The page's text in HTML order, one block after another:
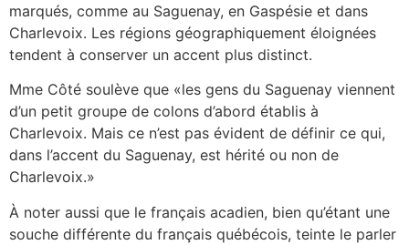
marqués, comme au Saguenay, en Gaspésie et dans
Charlevoix. Les régions géographiquement éloignées
tendent à conserver un accent plus distinct.
Mme Côté soulève que «les gens du Saguenay viennent
d’un petit groupe de colons d’abord établis à
Charlevoix. Mais ce n’est pas évident de définir ce qui,
dans l’accent du Saguenay, est hérité ou non de
Charlevoix.»
À noter aussi que le français acadien, bien qu’étant une
souche différente du français québécois, teinte le parler